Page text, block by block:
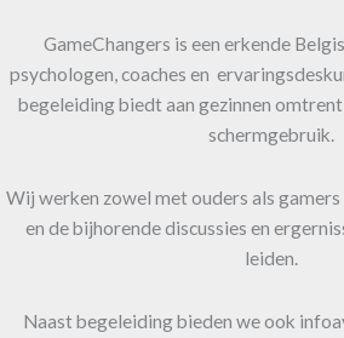
GameChangers is een erkende
psychologen, coaches en
begeleiding biedt aan gezinnen
schermgebruik.
Wij werken zowel met ouders als
en de bijhorende discussies en
leiden.
Naast begeleiding bieden we ook